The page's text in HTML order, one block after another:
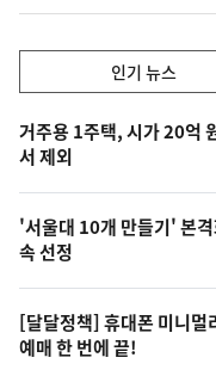
기,
최
신,
오
늘
의
영
상
인기 뉴스
기
뉴
스
거주용 1주택, 시가 20억
서 제외
'서울대 10개 만들기' 본
속 선정
[달달정책] 휴대폰 미니
예매 한 번에 끝!